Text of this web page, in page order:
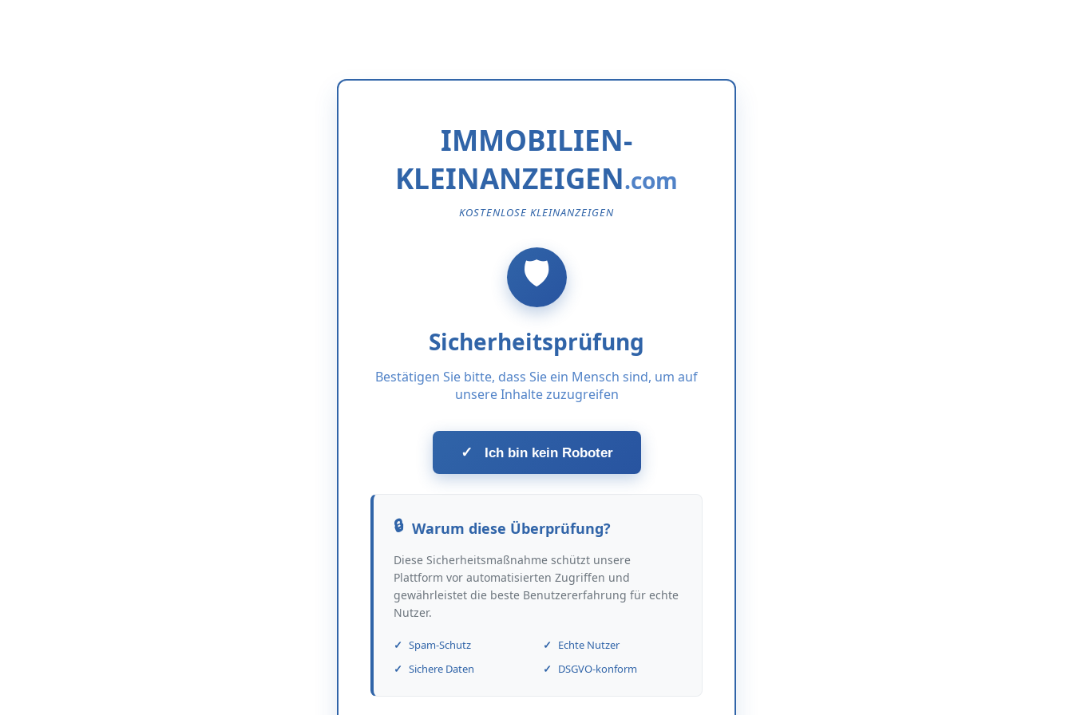
IMMOBILIEN-
KLEINANZEIGEN
KOSTENLOSE KLEINANZEIGEN
Sicherheitsprüfung
Bestätigen Sie bitte, dass Sie ein Mensch sind, um auf
unsere Inhalte zuzugreifen
✓ Ich bin kein Roboter
Warum diese Überprüfung?
Diese Sicherheitsmaßnahme schützt unsere
Plattform vor automatisierten Zugriffen und
gewährleistet die beste Benutzererfahrung für echte
Nutzer.
Spam-Schutz
Echte Nutzer
Sichere Daten
DSGVO-konform